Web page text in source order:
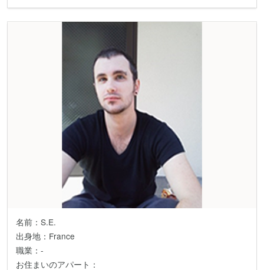
名前：S.E.
出身地：France
職業：-
お住まいのアパート：